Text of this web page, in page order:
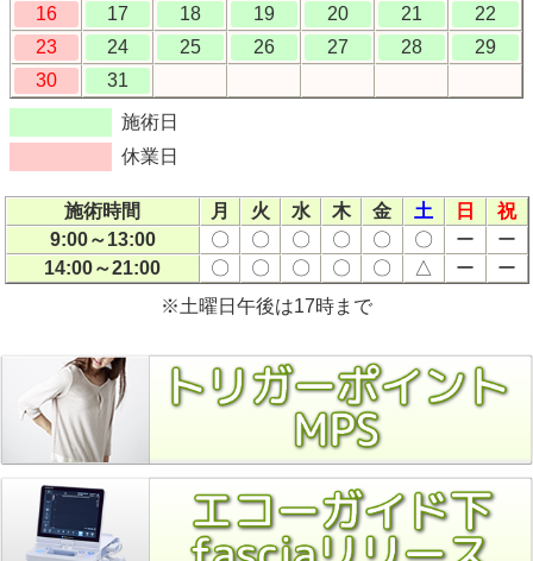
16
17 18 19 20 21
22
23
24 25 26 27 28
29
30
31
施術日
休業日
施術時間 月 火 水 木 金 土 日
祝
9:00～13:00
〇 〇 〇 〇 〇 〇 ー
ー
14:00～21:00
〇 〇 〇 〇 〇 △ ー
ー
※土曜日午後は17時まで